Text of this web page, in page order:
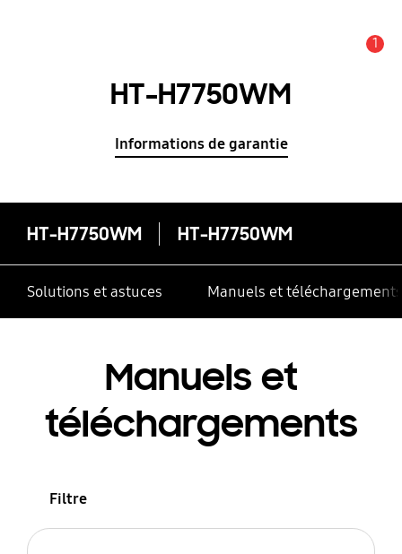
1
HT-H7750WM
Informations de garantie
HT-H7750WM HT-H7750WM
Solutions et astuces Manuels et téléchargements
Manuels et
téléchargements
Filtre